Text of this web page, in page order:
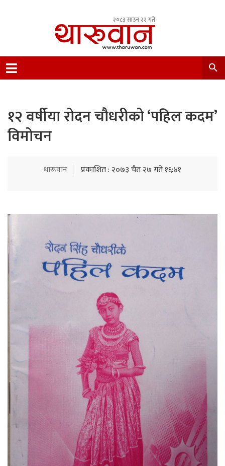
२०८३ साउन २२ गते
Nepal.
१२ वर्षीया रोदन चौधरीको ‘पहिल कदम’
विमोचन
थारूवान प्रकाशित : २०७३ चैत २७ गते १६:४१